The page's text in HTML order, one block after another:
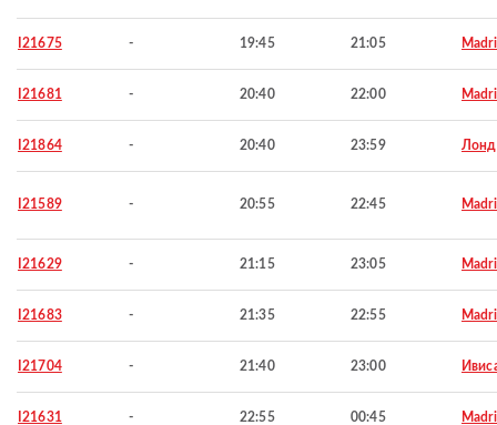
I21675 - 19:45 21:05
I21681 - 20:40 22:00
I21864 - 20:40 23:59
I21589 - 20:55 22:45
I21629 - 21:15 23:05
I21683 - 21:35 22:55
I21704 - 21:40 23:00
I21631 - 22:55 00:45